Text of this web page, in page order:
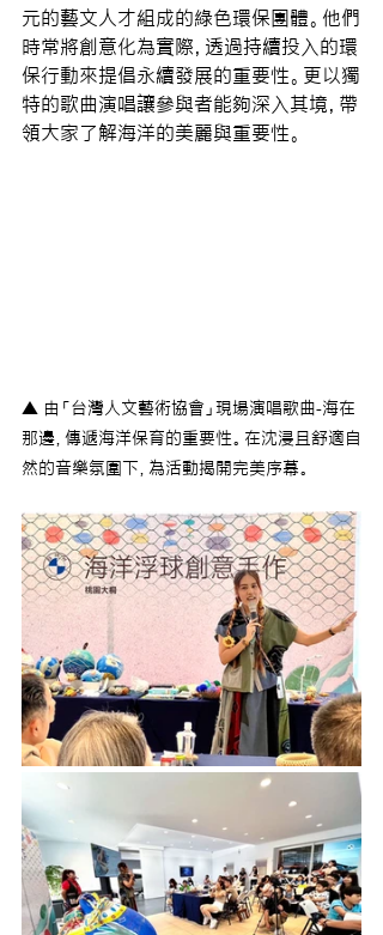
元的藝文人才組成的綠色環保團體。他們
時常將創意化為實際，透過持續投入的環
保行動來提倡永續發展的重要性。更以獨
特的歌曲演唱讓參與者能夠深入其境，帶
領大家了解海洋的美麗與重要性。
▲ 由「台灣人文藝術協會」現場演唱歌曲-海在
那邊，傳遞海洋保育的重要性。在沈浸且舒適自
然的音樂氛圍下，為活動揭開完美序幕。